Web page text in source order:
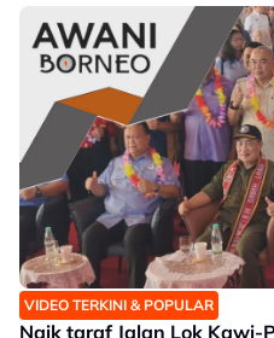
VIDEO TERKINI & POPULAR
Naik taraf Jalan Lok